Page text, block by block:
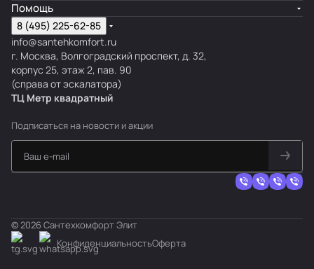
Помощь
8 (495) 225-62-85
info@santehkomfort.ru
г. Москва, Волгоградский проспект, д. 32,
корпус 25, этаж 2, пав. 90
(справа от эскалатора)
ТЦ Метр квадратный
Подписаться на новости и акции
© 2026 Сантехкомфорт Элит
КонфиденциальностьОферта